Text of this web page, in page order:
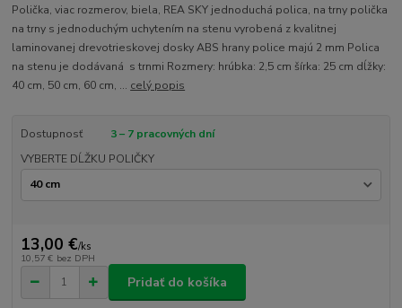
Polička, viac rozmerov, biela, REA SKY jednoduchá polica, na trny polička
na trny s jednoduchým uchytením na stenu vyrobená z kvalitnej
laminovanej drevotrieskovej dosky ABS hrany police majú 2 mm Polica
na stenu je dodávaná s trnmi Rozmery: hrúbka: 2,5 cm šírka: 25 cm dĺžky:
40 cm, 50 cm, 60 cm, ... celý popis
Dostupnosť
3 – 7 pracovných dní
VYBERTE DĹŽKU POLIČKY
13,00 €/ks
10,57 € bez DPH
Pridať do košíka